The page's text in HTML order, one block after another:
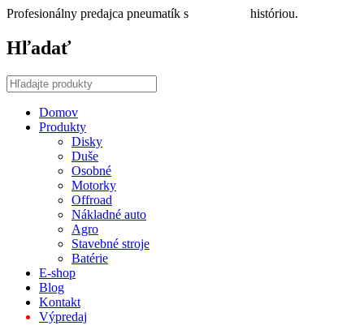
Profesionálny predajca pneumatík s históriou.
Hľadať
Domov
Produkty
Disky
Duše
Osobné
Motorky
Offroad
Nákladné auto
Agro
Stavebné stroje
Batérie
E-shop
Blog
Kontakt
Výpredaj